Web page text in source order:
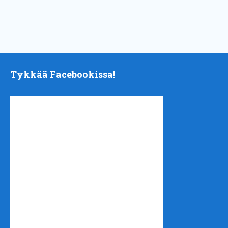
Tykkää Facebookissa!